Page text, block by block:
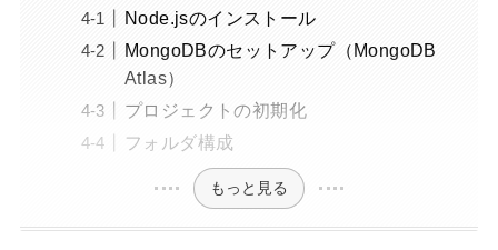
Node.jsのインストール
MongoDBのセットアップ（MongoDB
Atlas）
プロジェクトの初期化
フォルダ構成
もっと見る